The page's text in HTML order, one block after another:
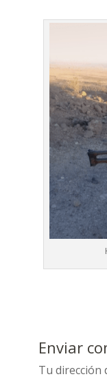
Enviar
Tu dirección